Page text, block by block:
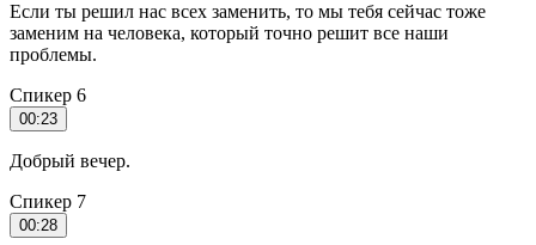
Если ты решил нас всех заменить, то мы тебя сейчас тоже
заменим на человека, который точно решит все наши
проблемы.
Спикер 6
00:23
Добрый вечер.
Спикер 7
00:28